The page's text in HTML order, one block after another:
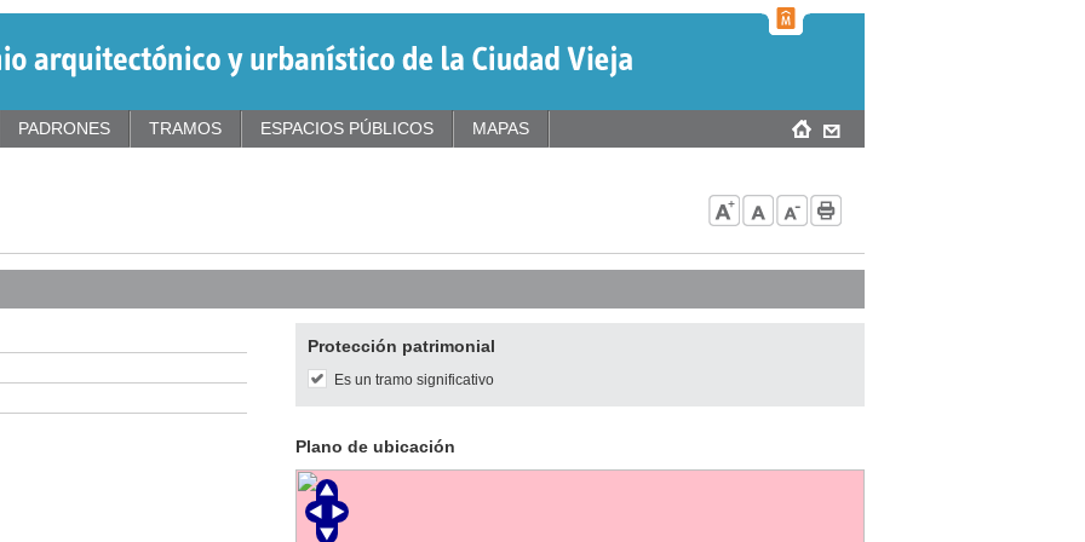
Protección patrimonial
Es un tramo significativo
Plano de ubicación
PADRONES TRAMOS ESPACIOS PÚBLICOS MAPAS